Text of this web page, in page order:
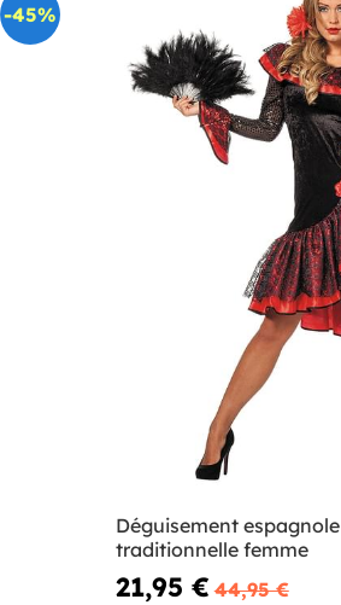
-45%
Déguisement espagnole
traditionnelle femme
21,95 € 44,95 €